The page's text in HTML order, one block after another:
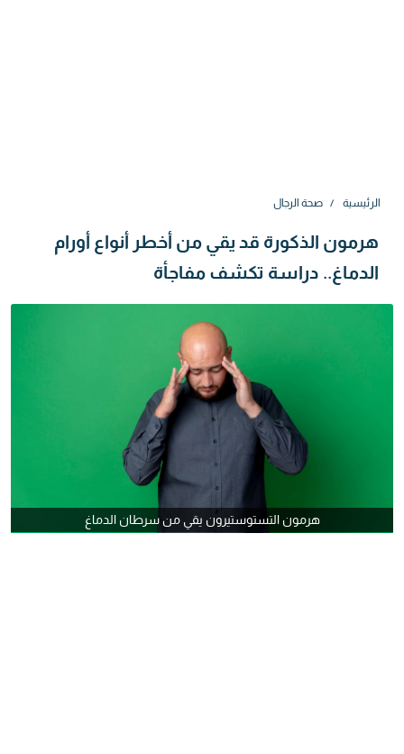
الرئيسية صحة الرجال
هرمون الذكورة قد يقي من أخطر أنواع أورام
الدماغ.. دراسة تكشف مفاجأة
هرمون التستوستيرون يقي من سرطان الدماغ